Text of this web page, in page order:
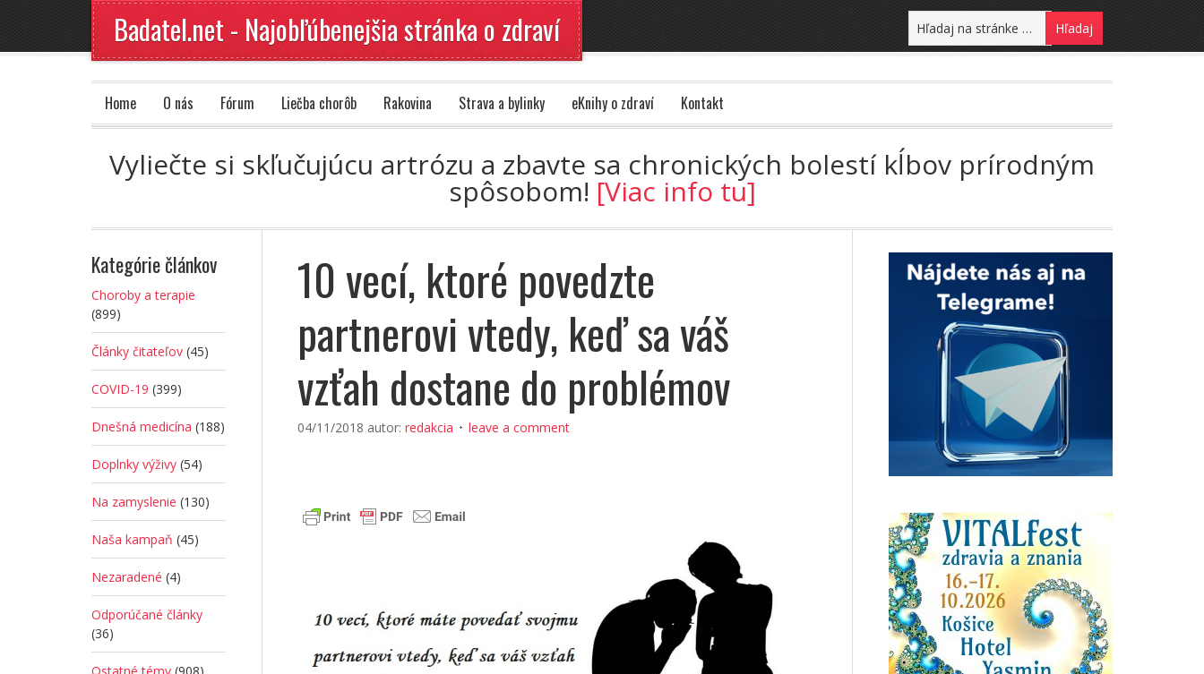
Badatel.net - Najobľúbenejšia stránka o zdraví
Home O nás Fórum Liečba chorôb Rakovina Strava a bylinky eKnihy o zdraví Kontakt
Vyliečte si skľučujúcu artrózu a zbavte sa chronických bolestí kĺbov prírodným
spôsobom! [Viac info tu]
10 vecí, ktoré povedzte
partnerovi vtedy, keď sa váš
vzťah dostane do problémov
04/11/2018 autor: redakcia leave a comment
Kategórie článkov
Choroby a terapie
(899)
Články čitateľov (45)
COVID-19 (399)
Dnešná medicína (188)
Doplnky výživy (54)
Na zamyslenie (130)
Naša kampaň (45)
Nezaradené (4)
Odporúčané články
(36)